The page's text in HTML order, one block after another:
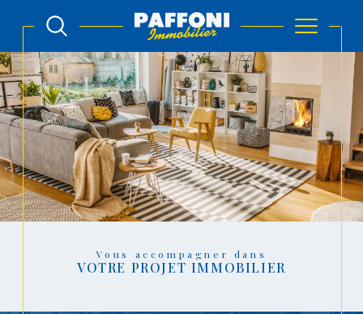
Vous accompagner dans
VOTRE PROJET IMMOBILIER